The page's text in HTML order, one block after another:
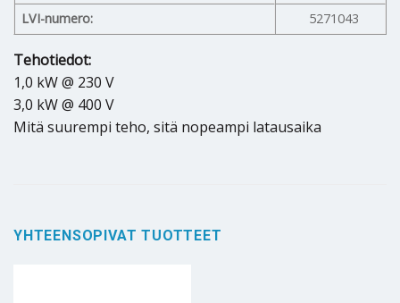
LVI-numero:
5271043
Tehotiedot:
1,0 kW @ 230 V
3,0 kW @ 400 V
Mitä suurempi teho, sitä nopeampi latausaika
YHTEENSOPIVAT TUOTTEET